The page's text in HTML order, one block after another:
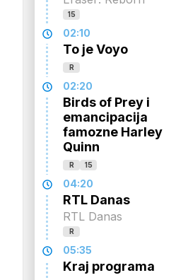
15
02:10
To je Voyo
R
02:20
Birds of Prey i
emancipacija
famozne Harley
Quinn
R 15
04:20
RTL Danas
RTL Danas
R
05:35
Kraj programa